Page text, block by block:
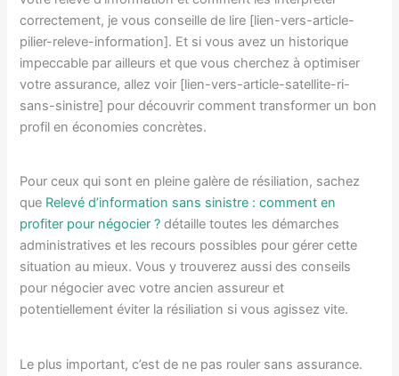
correctement, je vous conseille de lire [lien-vers-article-
pilier-releve-information]. Et si vous avez un historique
impeccable par ailleurs et que vous cherchez à optimiser
votre assurance, allez voir [lien-vers-article-satellite-ri-
sans-sinistre] pour découvrir comment transformer un bon
profil en économies concrètes.
Pour ceux qui sont en pleine galère de résiliation, sachez
que Relevé d’information sans sinistre : comment en
profiter pour négocier ? détaille toutes les démarches
administratives et les recours possibles pour gérer cette
situation au mieux. Vous y trouverez aussi des conseils
pour négocier avec votre ancien assureur et
potentiellement éviter la résiliation si vous agissez vite.
Le plus important, c’est de ne pas rouler sans assurance.